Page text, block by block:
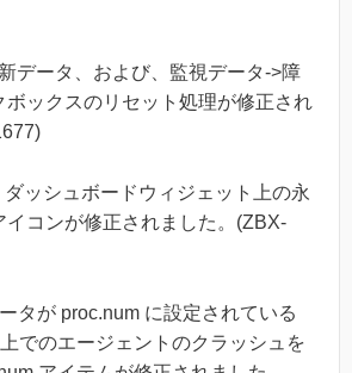
データ、および、監視データ->障
ボックスのリセット処理が修正され
ッシュボードウィジェット上の永
イコンが修正されました。(ZBX-
タが proc.num に設定されている
でのエージェントのクラッシュを